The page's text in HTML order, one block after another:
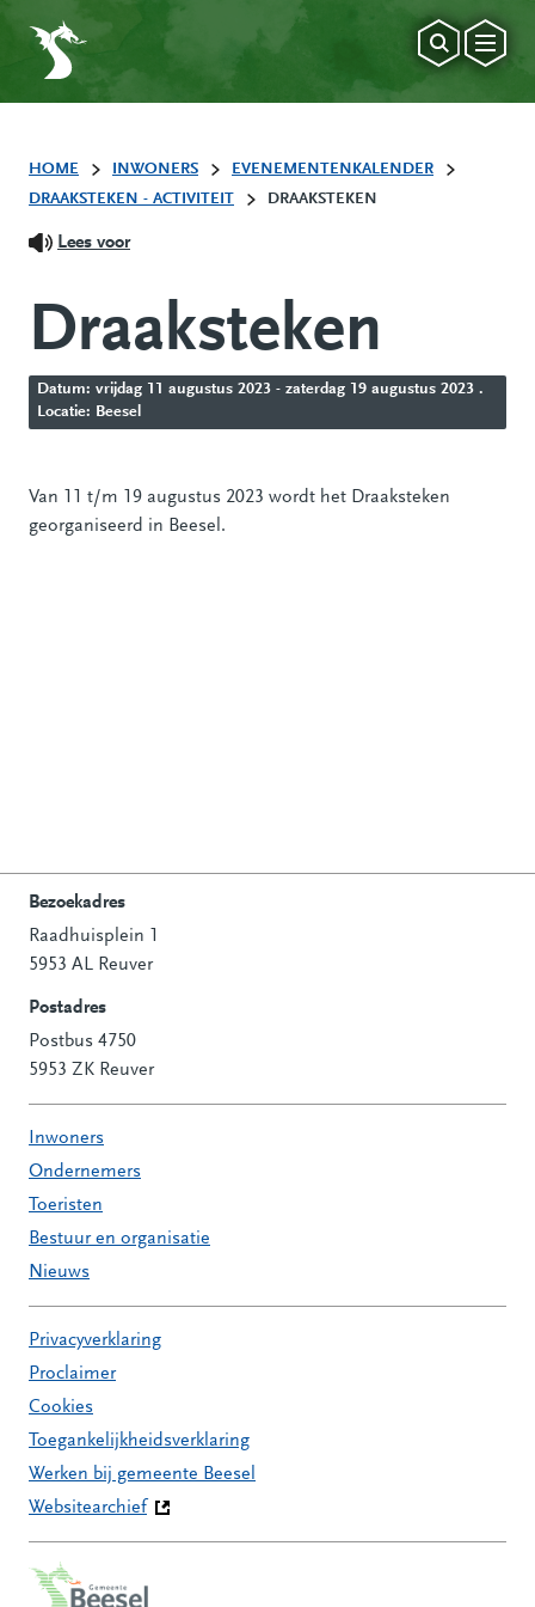
HOME INWONERS
EVENEMENTENKALENDER
DRAAKSTEKEN - ACTIVITEIT
DRAAKSTEKEN
Lees voor
Draaksteken
Datum: vrijdag 11 augustus 2023 - zaterdag 19 augustus 2023 .
Locatie: Beesel
Van 11 t/m 19 augustus 2023 wordt het Draaksteken
georganiseerd in Beesel.
Contactinformatie
Bezoekadres
Raadhuisplein 1
5953 AL Reuver
Postadres
Postbus 4750
5953 ZK Reuver
Inwoners
Ondernemers
Toeristen
Bestuur en organisatie
Nieuws
Privacyverklaring
Proclaimer
Cookies
Toegankelijkheidsverklaring
Werken bij gemeente Beesel
Websitearchief